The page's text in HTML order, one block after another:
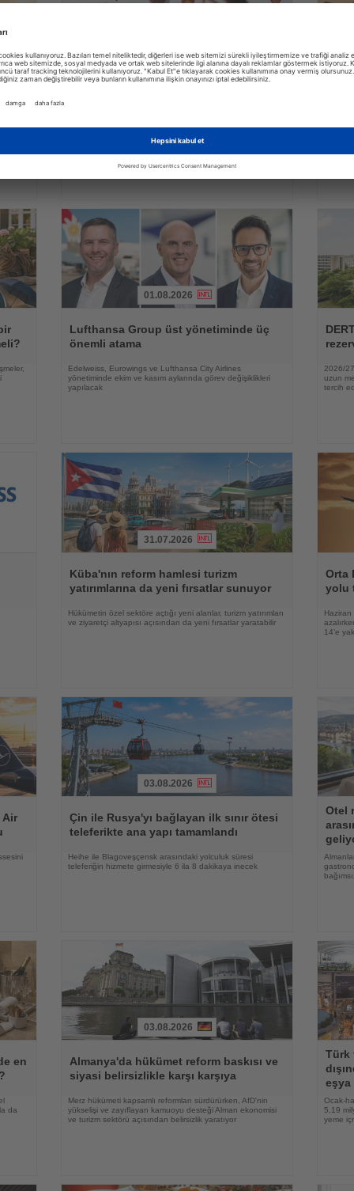
Haberi
Oku
31.07.2026
Kapadokya Balon Festivali 30 figürlü
Haberi
Oku
01.08.2026
Lufthansa Group üst yönetiminde üç
önemli atama
Edelweiss, Eurowings ve Lufthansa City Airlines
yönetiminde ekim ve kasım aylarında görev değişiklikleri
yapılacak
Oku
2026/27
uzun
tercih
Oku
31.07.2026
Küba'nın reform hamlesi turizm
yatırımlarına da yeni fırsatlar sunuyor
Hükümetin özel sektöre açtığı yeni alanlar, turizm yatırımları
ve ziyaretçi altyapısı açısından da yeni fırsatlar yaratabilir
Oku
Orta
yolu
14’e
Air
Oku
03.08.2026
Çin ile Rusya'yı bağlayan ilk sınır ötesi
teleferikte ana yapı tamamlandı
Heihe ile Blagoveşçensk arasındaki yolculuk süresi
teleferiğin hizmete girmesiyle 6 ila 8 dakikaya inecek
Oku
Otel
en
da
Oku
03.08.2026
Almanya'da hükümet reform baskısı ve
siyasi belirsizlikle karşı karşıya
Merz hükümeti kapsamlı reformları sürdürürken, AfD'nin
yükselişi ve zayıflayan kamuoyu desteği Alman ekonomisi
ve turizm sektörü açısından belirsizlik yaratıyor
Oku
Türk
eşya
Ocak-
5,19
yeme